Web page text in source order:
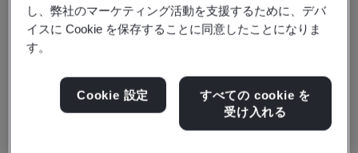
BSIのAI Foundation Frameworkは、まさにこのような仕
組みを提供します。どこに注力すべきか、そして最大の課
とって無理のないペースとレベルで取り組めます。
リスクの軽減とレジリエンスの構築を支援することで、利
し、弊社のマーケティング活動を支援するために、デバ
イスに Cookie を保存することに同意したことになりま
す。
Cookie 設定
すべての cookie を
受け入れる